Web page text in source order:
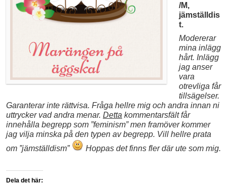
/M,
jämställdis
t.
Modererar
mina inlägg
hårt. Inlägg
jag anser
vara
otrevliga får
tillsägelser.
Garanterar inte rättvisa. Fråga hellre mig och andra innan ni
uttrycker vad andra menar. Detta kommentarsfält får
innehålla begrepp som ”feminism” men framöver kommer
jag vilja minska på den typen av begrepp. Vill hellre prata
om ”jämställdism”
Hoppas det finns fler där ute som mig.
Dela det här: